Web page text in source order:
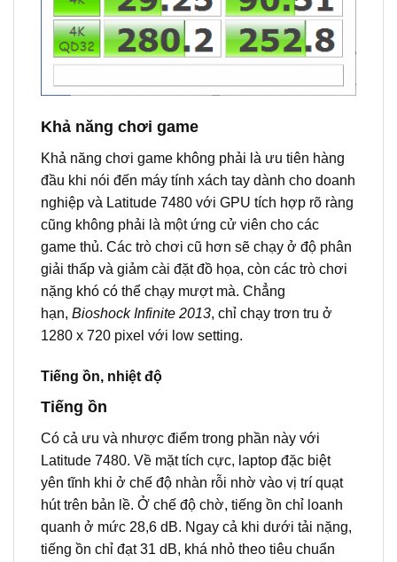
Khả năng chơi game
Khả năng chơi game không phải là ưu tiên hàng
đầu khi nói đến máy tính xách tay dành cho doanh
nghiệp và Latitude 7480 với GPU tích hợp rõ ràng
cũng không phải là một ứng cử viên cho các
game thủ. Các trò chơi cũ hơn sẽ chạy ở độ phân
giải thấp và giảm cài đặt đồ họa, còn các trò chơi
nặng khó có thể chạy mượt mà. Chẳng
hạn, Bioshock Infinite 2013, chỉ chạy trơn tru ở
1280 x 720 pixel với low setting.
Tiếng ồn, nhiệt độ
Tiếng ồn
Có cả ưu và nhược điểm trong phần này với
Latitude 7480. Về mặt tích cực, laptop đặc biệt
yên tĩnh khi ở chế độ nhàn rỗi ​​nhờ vào vị trí quạt
hút trên bản lề. Ở chế độ chờ, tiếng ồn chỉ loanh
quanh ở mức 28,6 dB. Ngay cả khi dưới tải nặng,
tiếng ồn chỉ đạt 31 dB, khá nhỏ theo tiêu chuẩn